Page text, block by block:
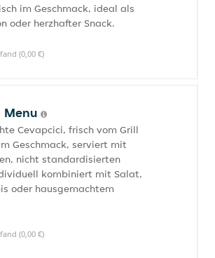
im Geschmack, ideal als
oder herzhafter Snack.
(0,00 €)
Menu
Cevapcici, frisch vom Grill
Geschmack, serviert mit
nicht standardisierten
kombiniert mit Salat,
oder hausgemachtem
(0,00 €)